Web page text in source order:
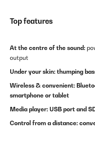
Top features
At the centre of the sound:
output
Under your skin: thumping
Wireless & convenient:
smartphone or tablet
Media player: USB port and
Control from a distance: